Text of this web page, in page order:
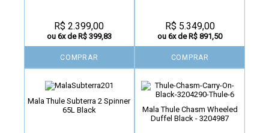
R$ 2.399,00
ou 6x de R$ 399,83
COMPRAR
R$ 5.349,00
ou 6x de R$ 891,50
COMPRAR
Mala Thule Subterra 2 Spinner
65L Black
Mala Thule Chasm Wheeled
Duffel Black - 3204987